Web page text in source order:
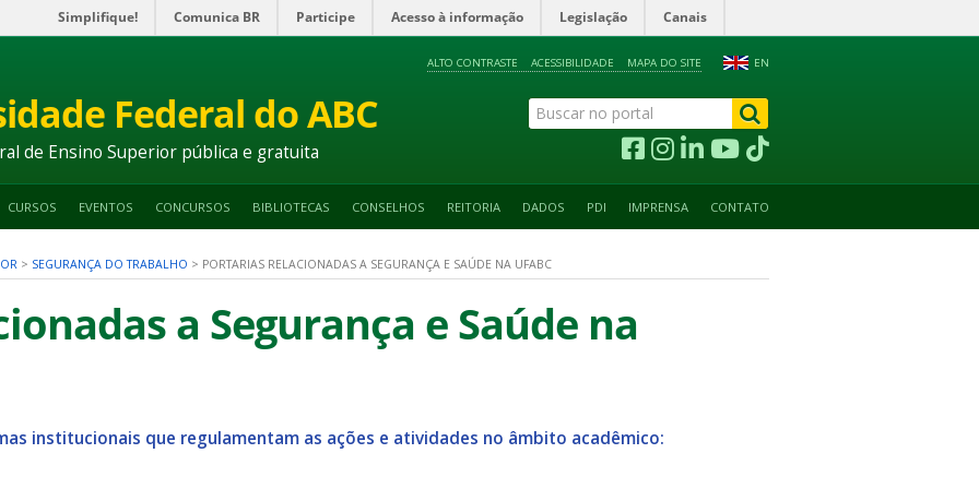
Simplifique! Comunica BR Participe Acesso à informação Legislação Canais
EN
ALTO CONTRASTE ACESSIBILIDADE MAPA DO SITE
Federal do ABC
de Ensino Superior pública e gratuita
CURSOS EVENTOS CONCURSOS BIBLIOTECAS CONSELHOS REITORIA DADOS PDI IMPRENSA CONTATO
> SEGURANÇA DO TRABALHO > PORTARIAS RELACIONADAS A SEGURANÇA E SAÚDE NA UFABC
a Segurança e Saúde na
institucionais que regulamentam as ações e atividades no âmbito acadêmico: